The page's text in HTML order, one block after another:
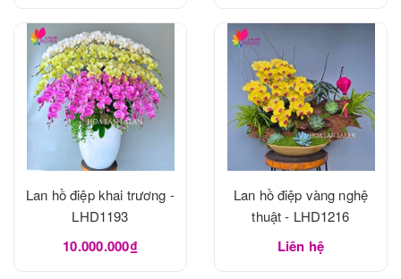
Lan hồ điệp khai trương -
LHD1193
10.000.000₫
Lan hồ điệp vàng nghệ
thuật - LHD1216
Liên hệ